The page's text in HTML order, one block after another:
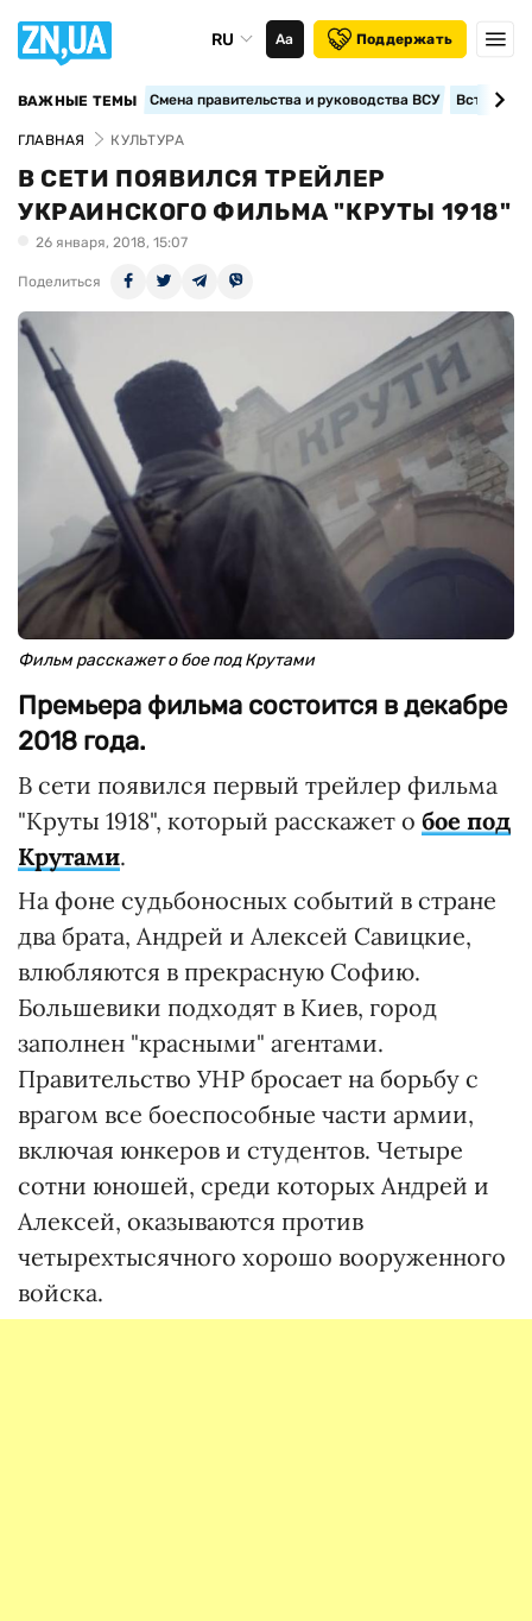
RU Аа Поддержать
ВАЖНЫЕ ТЕМЫ Смена правительства и руководства ВСУ
ГЛАВНАЯ КУЛЬТУРА
В СЕТИ ПОЯВИЛСЯ ТРЕЙЛЕР
УКРАИНСКОГО ФИЛЬМА "КРУТЫ 1918"
26 января, 2018, 15:07
Поделиться
Фильм расскажет о бое под Крутами
Премьера фильма состоится в декабре
2018 года.
В сети появился первый трейлер фильма
"Круты 1918", который расскажет о бое под
Крутами.
На фоне судьбоносных событий в стране
два брата, Андрей и Алексей Савицкие,
влюбляются в прекрасную Софию.
Большевики подходят в Киев, город
заполнен "красными" агентами.
Правительство УНР бросает на борьбу с
врагом все боеспособные части армии,
включая юнкеров и студентов. Четыре
сотни юношей, среди которых Андрей и
Алексей, оказываются против
четырехтысячного хорошо вооруженного
войска.